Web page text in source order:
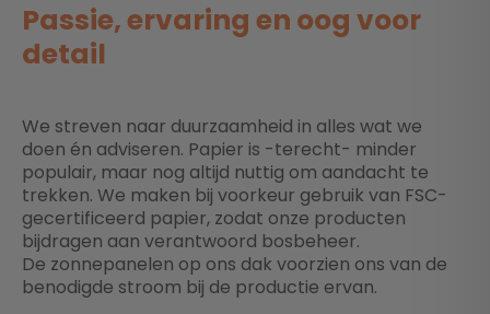
Passie, ervaring en oog voor
detail
We streven naar duurzaamheid in alles wat we
doen én adviseren. Papier is -terecht- minder
populair, maar nog altijd nuttig om aandacht te
trekken. We maken bij voorkeur gebruik van FSC-
gecertificeerd papier, zodat onze producten
bijdragen aan verantwoord bosbeheer.
De zonnepanelen op ons dak voorzien ons van de
benodigde stroom bij de productie ervan.